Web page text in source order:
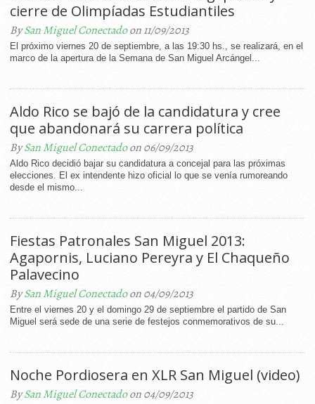
cierre de Olimpíadas Estudiantiles
BySan Miguel Conectadoon 11/09/2013
El próximo viernes 20 de septiembre, a las 19:30 hs., se realizará, en el
marco de la apertura de la Semana de San Miguel Arcángel...
Aldo Rico se bajó de la candidatura y cree
que abandonará su carrera política
BySan Miguel Conectadoon 06/09/2013
Aldo Rico decidió bajar su candidatura a concejal para las próximas
elecciones. El ex intendente hizo oficial lo que se venía rumoreando
desde el mismo...
Fiestas Patronales San Miguel 2013:
Agapornis, Luciano Pereyra y El Chaqueño
Palavecino
BySan Miguel Conectadoon 04/09/2013
Entre el viernes 20 y el domingo 29 de septiembre el partido de San
Miguel será sede de una serie de festejos conmemorativos de su...
Noche Pordiosera en XLR San Miguel (video)
BySan Miguel Conectadoon 04/09/2013